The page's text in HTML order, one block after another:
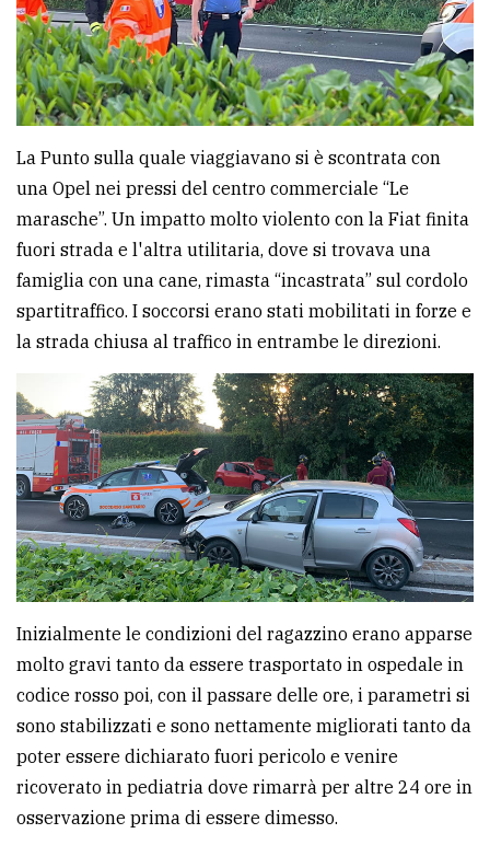
avanzata
LE
ALTRE
TESTATE
PRIVACY
Privacy
Cookie
policy
La Punto sulla quale viaggiavano si è scontrata con
una Opel nei pressi del centro commerciale “Le
marasche”. Un impatto molto violento con la Fiat finita
fuori strada e l'altra utilitaria, dove si trovava una
famiglia con una cane, rimasta “incastrata” sul cordolo
spartitraffico. I soccorsi erano stati mobilitati in forze e
la strada chiusa al traffico in entrambe le direzioni.
Inizialmente le condizioni del ragazzino erano apparse
molto gravi tanto da essere trasportato in ospedale in
codice rosso poi, con il passare delle ore, i parametri si
sono stabilizzati e sono nettamente migliorati tanto da
poter essere dichiarato fuori pericolo e venire
ricoverato in pediatria dove rimarrà per altre 24 ore in
osservazione prima di essere dimesso.